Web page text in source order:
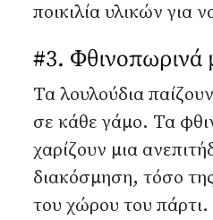
ποικιλία υλικών για
#3. Φθινοπωρινά
Τα λουλούδια
σε κάθε γάμο. Τα
χαρίζουν μια
διακόσμηση, τόσο
του χώρου του πάρτι.